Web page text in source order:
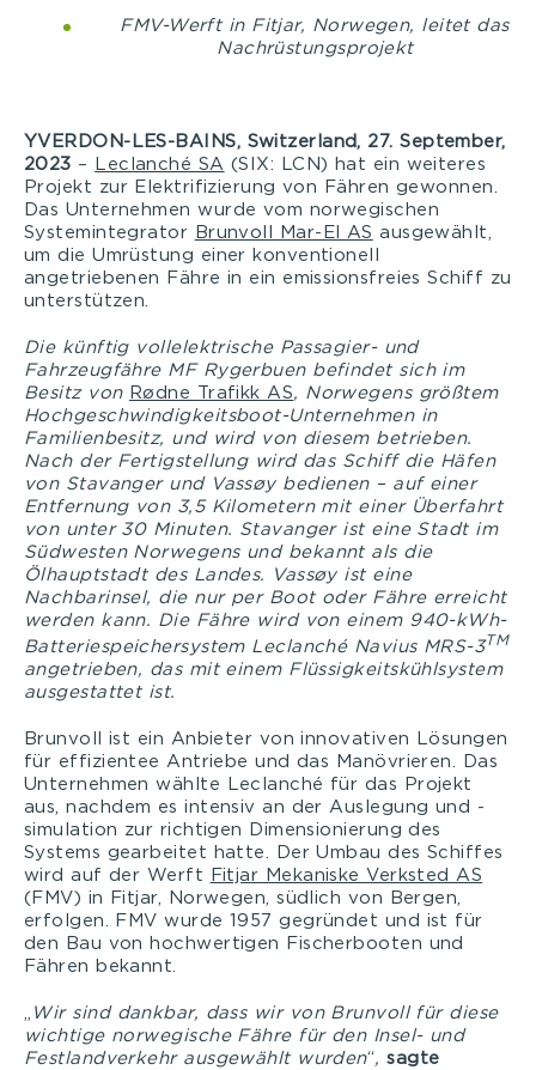
FMV-Werft in Fitjar, Norwegen, leitet das
Nachrüstungsprojekt
YVERDON-LES-BAINS, Switzerland, 27. September,
2023 – Leclanché SA (SIX: LCN) hat ein weiteres
Projekt zur Elektrifizierung von Fähren gewonnen.
Das Unternehmen wurde vom norwegischen
Systemintegrator Brunvoll Mar-El AS ausgewählt,
um die Umrüstung einer konventionell
angetriebenen Fähre in ein emissionsfreies Schiff zu
unterstützen.
Die künftig vollelektrische Passagier- und
Fahrzeugfähre MF Rygerbuen befindet sich im
Besitz von Rødne Trafikk AS, Norwegens größtem
Hochgeschwindigkeitsboot-Unternehmen in
Familienbesitz, und wird von diesem betrieben.
Nach der Fertigstellung wird das Schiff die Häfen
von Stavanger und Vassøy bedienen – auf einer
Entfernung von 3,5 Kilometern mit einer Überfahrt
von unter 30 Minuten. Stavanger ist eine Stadt im
Südwesten Norwegens und bekannt als die
Ölhauptstadt des Landes. Vassøy ist eine
Nachbarinsel, die nur per Boot oder Fähre erreicht
werden kann. Die Fähre wird von einem 940-kWh-
Batteriespeichersystem Leclanché Navius MRS-3TM
angetrieben, das mit einem Flüssigkeitskühlsystem
ausgestattet ist.
Brunvoll ist ein Anbieter von innovativen Lösungen
für effizientee Antriebe und das Manövrieren. Das
Unternehmen wählte Leclanché für das Projekt
aus, nachdem es intensiv an der Auslegung und -
simulation zur richtigen Dimensionierung des
Systems gearbeitet hatte. Der Umbau des Schiffes
wird auf der Werft
Fitjar Mekaniske Verksted AS
(FMV) in Fitjar, Norwegen, südlich von Bergen,
erfolgen. FMV wurde 1957 gegründet und ist für
den Bau von hochwertigen Fischerbooten und
Fähren bekannt.
„ Wir sind dankbar, dass wir von Brunvoll für diese
wichtige norwegische Fähre für den Insel- und
Festlandverkehr ausgewählt wurden“,sagte